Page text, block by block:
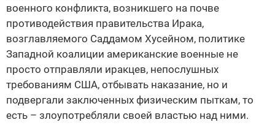
военного конфликта, возникшего на почве
противодействия правительства Ирака,
возглавляемого Саддамом Хусейном, политике
Западной коалиции американские военные не
просто отправляли иракцев, непослушных
требованиям США, отбывать наказание, но и
подвергали заключенных физическим пыткам, то
есть – злоупотребляли своей властью над ними.